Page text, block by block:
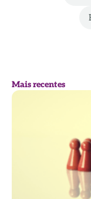
Mais recentes